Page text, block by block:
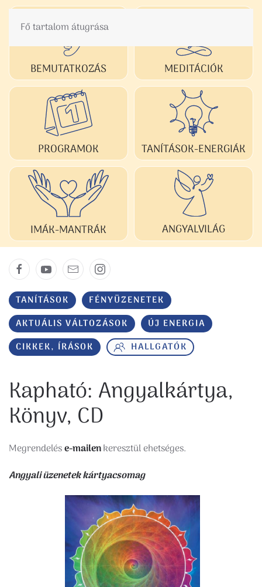
Fő tartalom átugrása
BEMUTATKOZÁS MEDITÁCIÓK
PROGRAMOK TANÍTÁSOK-ENERGIÁK
IMÁK-MANTRÁK ANGYALVILÁG
TANÍTÁSOK
FÉNYÜZENETEK
AKTUÁLIS VÁLTOZÁSOK
ÚJ ENERGIA
CIKKEK, ÍRÁSOK
HALLGATÓK
Kapható: Angyalkártya,
Könyv, CD
Megrendelése-mailenkeresztül ehetséges.
Angyali üzenetek kártyacsomag